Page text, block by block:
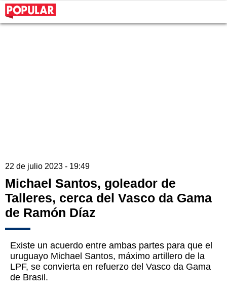
22 de julio 2023 - 19:49
Michael Santos, goleador de
Talleres, cerca del Vasco da Gama
de Ramón Díaz
Existe un acuerdo entre ambas partes para que el
uruguayo Michael Santos, máximo artillero de la
LPF, se convierta en refuerzo del Vasco da Gama
de Brasil.